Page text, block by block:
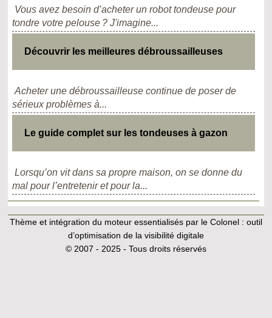
Vous avez besoin d’acheter un robot tondeuse pour
tondre votre pelouse ? J'imagine...
Découvrir les meilleures débroussailleuses
Acheter une débroussailleuse continue de poser de
sérieux problèmes à...
Le guide complet sur les tondeuses à gazon
Lorsqu’on vit dans sa propre maison, on se donne du
mal pour l’entretenir et pour la...
Thème et intégration du moteur essentialisés par le Colonel : outil
d’optimisation de la visibilité digitale
© 2007 - 2025 - Tous droits réservés